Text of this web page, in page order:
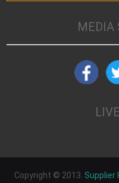
MEDIA
Copyright © 2013. Supplier